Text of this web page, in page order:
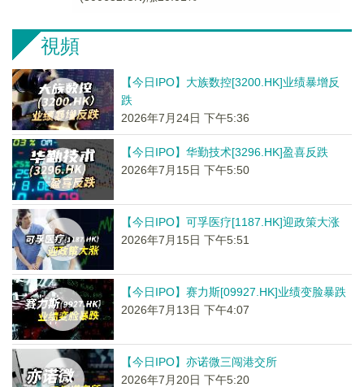
視頻
【今日IPO】大族数控[3200.HK]业绩暴增反
跌
2026年7月24日 下午5:36
【今日IPO】华勤技术[3296.HK]盈喜反跌
2026年7月15日 下午5:50
【今日IPO】可孚医疗[1187.HK]迎政策大涨
2026年7月15日 下午5:51
【今日IPO】赛力斯[09927.HK]业绩变脸暴跌
2026年7月13日 下午4:07
【今日IPO】亦诺微三闯港交所
2026年7月20日 下午5:20